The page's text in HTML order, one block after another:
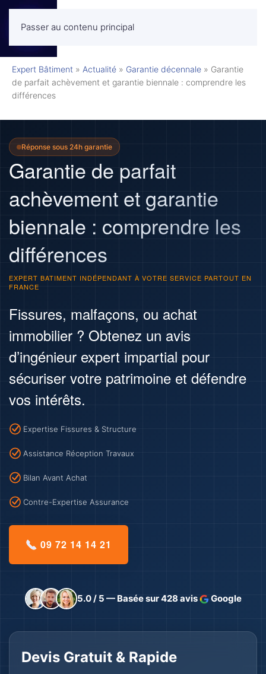
Passer au contenu principalMENU
Expert Bâtiment » Actualité » Garantie décennale » Garantie
de parfait achèvement et garantie biennale : comprendre les
différences
Réponse sous 24h garantie
Garantie de parfait
achèvement et garantie
biennale : comprendre les
différences
EXPERT BATIMENT INDÉPENDANT À VOTRE SERVICE PARTOUT EN
FRANCE
Fissures, malfaçons, ou achat
immobilier ? Obtenez un avis
d’ingénieur expert impartial pour
sécuriser votre patrimoine et défendre
vos intérêts.
Expertise Fissures & Structure
Assistance Réception Travaux
Bilan Avant Achat
Contre-Expertise Assurance
09 72 14 14 21
5.0 / 5 — Basée sur 428 avis Google
Devis Gratuit & Rapide